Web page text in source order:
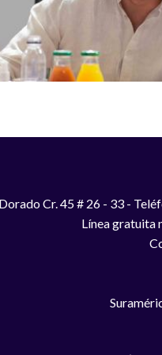
Cr. 45 # 26 - 33 -
Línea gratuita